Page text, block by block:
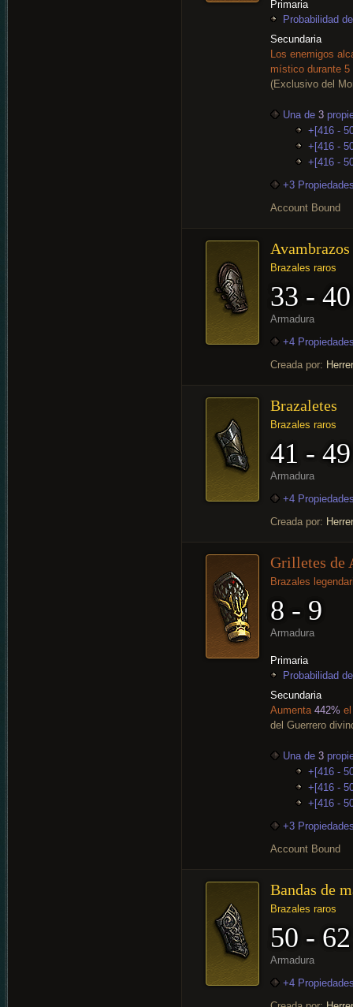
Primaria
Probabilidad
Secundaria
Los enemigos
místico durante
(Exclusivo del
Una de 3
+[416 -
+[416 -
+[416 -
+3
Account Bound
Avambrazos
Brazales raros
33 - 40
Armadura
+4
Creada por:
Brazaletes
Brazales raros
41 - 49
Armadura
+4
Creada por:
Grilletes de
Brazales
8 - 9
Armadura
Primaria
Probabilidad
Secundaria
Aumenta 442%
del Guerrero
Una de 3
+[416 -
+[416 -
+[416 -
+3
Account Bound
Bandas de
Brazales raros
50 - 62
Armadura
+4